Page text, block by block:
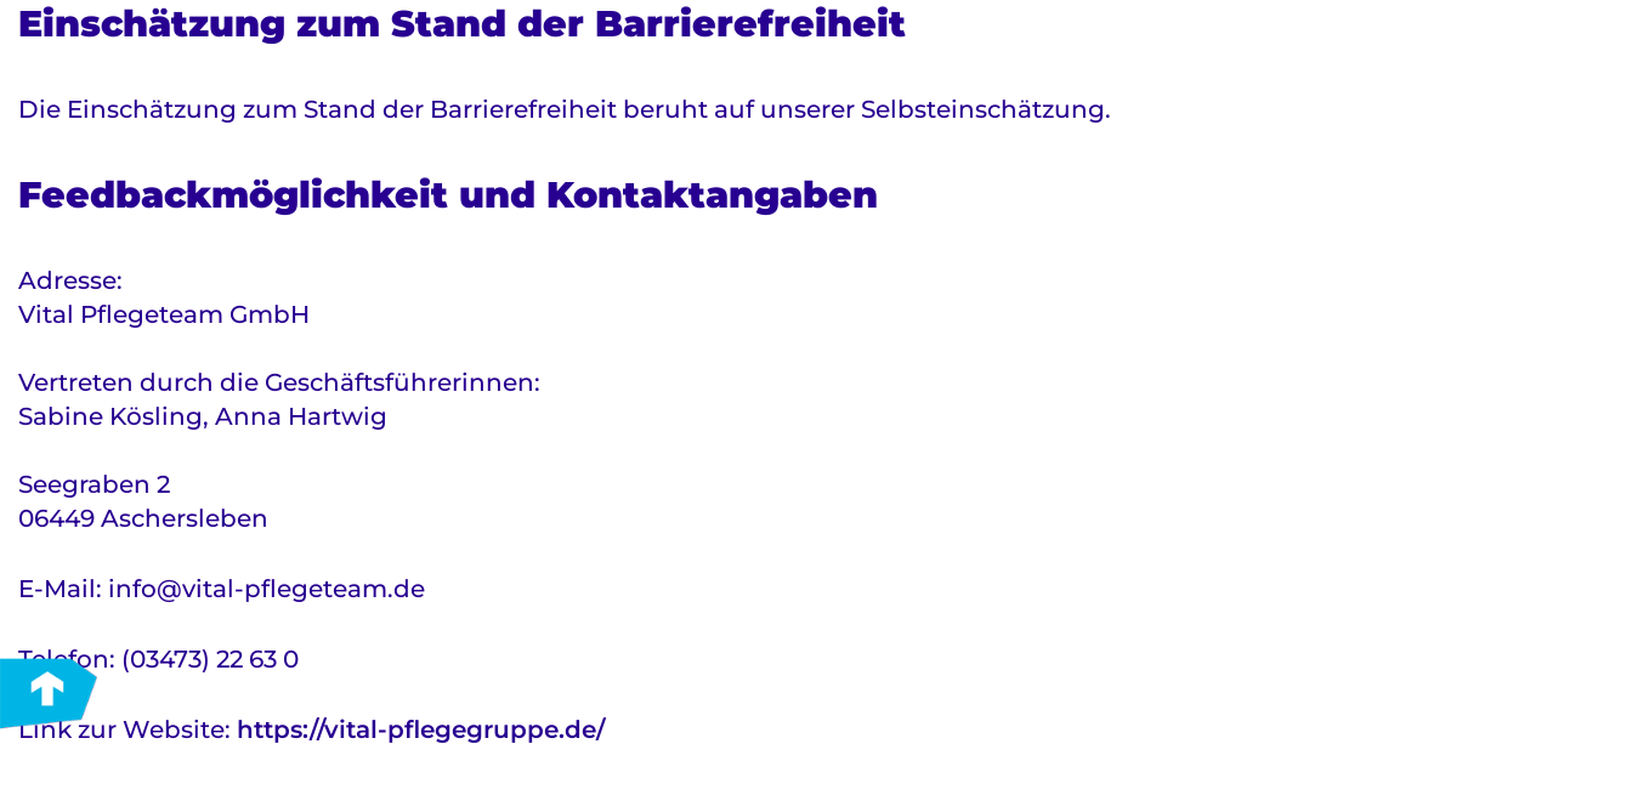
Einschätzung zum Stand der Barrierefreiheit
Die Einschätzung zum Stand der Barrierefreiheit beruht auf unserer Selbsteinschätzung.
Feedbackmöglichkeit und Kontaktangaben
Adresse:
Vital Pflegeteam GmbH
Vertreten durch die Geschäftsführerinnen:
Sabine Kösling, Anna Hartwig
Seegraben 2
06449 Aschersleben
E-Mail: info@vital-pflegeteam.de
Telefon: (03473) 22 63 0
Link zur Website: https://vital-pflegegruppe.de/